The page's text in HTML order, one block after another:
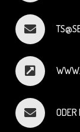
ODER